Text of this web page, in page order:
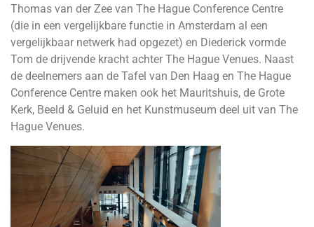
Thomas van der Zee van The Hague Conference Centre
(die in een vergelijkbare functie in Amsterdam al een
vergelijkbaar netwerk had opgezet) en Diederick vormde
Tom de drijvende kracht achter The Hague Venues. Naast
de deelnemers aan de Tafel van Den Haag en The Hague
Conference Centre maken ook het Mauritshuis, de Grote
Kerk, Beeld & Geluid en het Kunstmuseum deel uit van The
Hague Venues.